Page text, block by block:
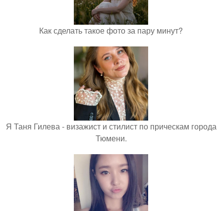
Как сделать такое фото за пару минут?
Я Таня Гилева - визажист и стилист по прическам города
Тюмени.